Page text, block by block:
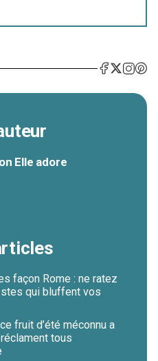
Elle adore
façon Rome : ne ratez
qui bluffent vos
fruit d’été méconnu a
tous